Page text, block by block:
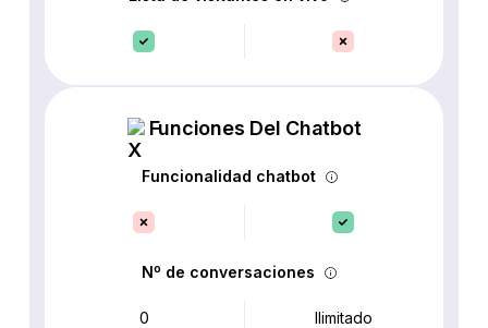
Funciones Del Chatbot
Funcionalidad chatbot
Nº de conversaciones
0 Ilimitado